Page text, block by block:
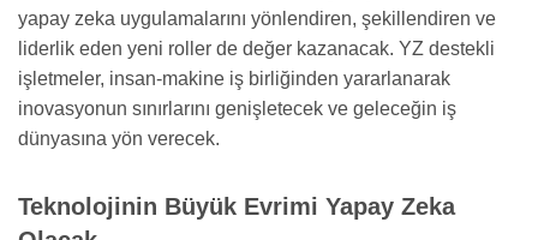
yapay zeka uygulamalarını yönlendiren, şekillendiren ve
liderlik eden yeni roller de değer kazanacak. YZ destekli
işletmeler, insan-makine iş birliğinden yararlanarak
inovasyonun sınırlarını genişletecek ve geleceğin iş
dünyasına yön verecek.
Teknolojinin Büyük Evrimi Yapay Zeka